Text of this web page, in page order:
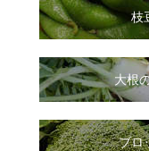
枝
大根
ブロ